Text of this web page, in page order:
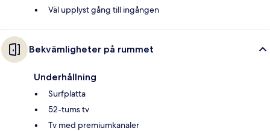
Väl upplyst gång till ingången
Bekvämligheter på rummet
Underhållning
Surfplatta
52-tums tv
Tv med premiumkanaler